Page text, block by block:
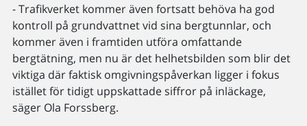
- Trafikverket kommer även fortsatt behöva ha god
kontroll på grundvattnet vid sina bergtunnlar, och
kommer även i framtiden utföra omfattande
bergtätning, men nu är det helhetsbilden som blir det
viktiga där faktisk omgivningspåverkan ligger i fokus
istället för tidigt uppskattade siffror på inläckage,
säger Ola Forssberg.